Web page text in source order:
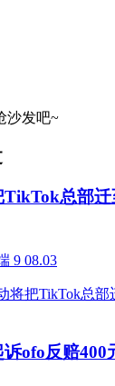
沙发吧~
TikTok总部
9 08.03
ofo反赔400